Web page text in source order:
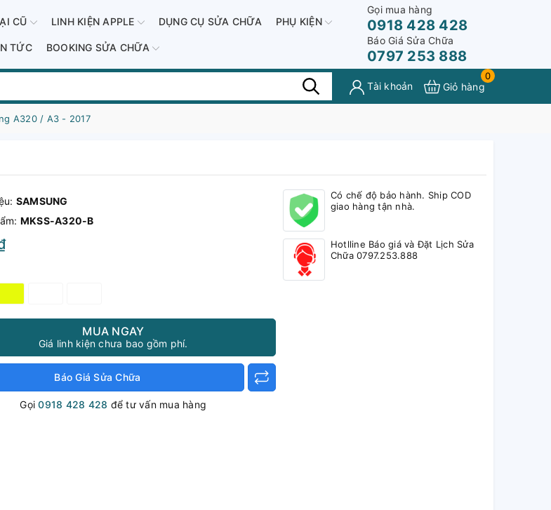
CŨ LINH KIỆN APPLE DỤNG CỤ SỬA CHỮA PHỤ KIỆN
TỨC BOOKING SỬA CHỮA
Gọi mua hàng
0918 428 428
Báo Giá Sửa Chữa
0797 253 888
Tài khoản
0
Giỏ hàng
A320 / A3 - 2017
SAMSUNG
MKSS-A320-B
MUA NGAY
Giá linh kiện chưa bao gồm phí.
Báo Giá Sửa Chữa
Gọi0918 428 428 để tư vấn mua hàng
Có chế độ bảo hành. Ship COD
giao hàng tận nhà.
Hotlline Báo giá và Đặt Lịch Sửa
Chữa 0797.253.888